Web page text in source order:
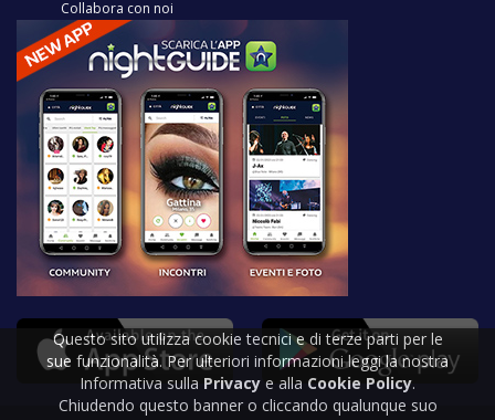
Collabora con noi
Questo sito utilizza cookie tecnici e di terze parti per le
sue funzionalità. Per ulteriori informazioni leggi la nostra
Informativa sulla Privacy e alla Cookie Policy.
Chiudendo questo banner o cliccando qualunque suo